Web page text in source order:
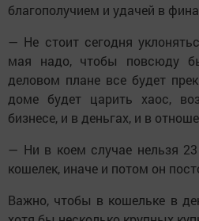
благополучием и удачей в
— Не стоит сегодня
мая надо, чтобы повсюду
деловом плане все будет
доме будет царить хаос,
бизнесе, и в деньгах, и в
— Ни в коем случае нельзя
кошелек, иначе и потом он
Важно, чтобы в кошельке в